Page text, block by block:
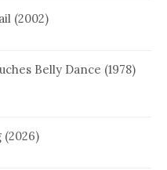
(2002)
Belly Dance (1978)
(2026)